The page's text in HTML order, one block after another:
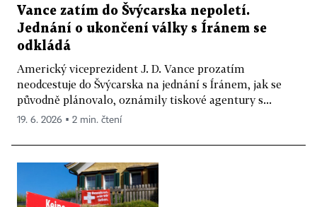
Vance zatím do Švýcarska nepoletí.
Jednání o ukončení války s Íránem se
odkládá
Americký viceprezident J. D. Vance prozatím
neodcestuje do Švýcarska na jednání s Íránem, jak se
původně plánovalo, oznámily tiskové agentury s...
19. 6. 2026 ▪ 2 min. čtení